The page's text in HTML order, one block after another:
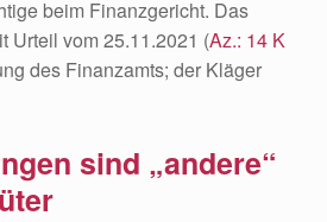
beim Finanzgericht. Das
Urteil vom 25.11.2021 (Az.: 14 K
des Finanzamts; der Kläger
sind „andere“